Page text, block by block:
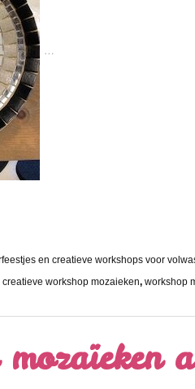
…
en creatieve workshops voor
creatieve workshop mozaieken, workshop